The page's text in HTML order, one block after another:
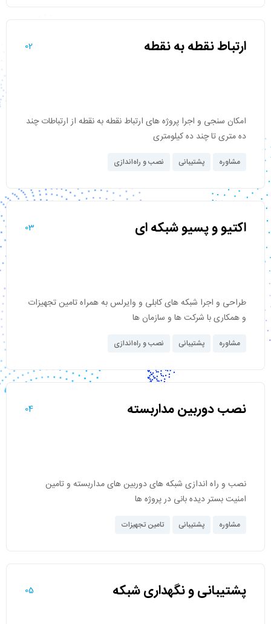
ارتباط نقطه به نقطه 02
امکان سنجی و اجرا پروژه های ارتباط نقطه به نقطه از ارتباطات چند
ده متری تا چند ده کیلومتری
مشاوره پشتیبانی نصب و راه‌اندازی
اکتیو و پسیو شبکه ای 03
طراحی و اجرا شبکه های کابلی و وایرلس به همراه تامین تجهیزات
و همکاری با شرکت ها و سازمان ها
مشاوره پشتیبانی نصب و راه‌اندازی
نصب دوربین مداربسته 04
نصب و راه اندازی شبکه های دوربین های مداربسته و تامین
امنیت بستر دیده بانی در پروژه ها
مشاوره پشتیبانی تامین تجهیزات
پشتیبانی و نگهداری شبکه 05